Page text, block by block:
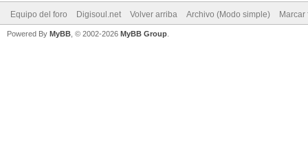
Equipo del foro Digisoul.net Volver arriba Archivo (Modo simple)
Powered By MyBB , © 2002-2026 MyBB Group